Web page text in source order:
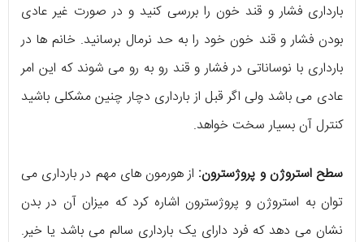
بارداری فشار و قند خون را بررسی کنید و در صورت غیر عادی
بودن فشار و قند خون خود را به حد نرمال برسانید. خانم ها در
بارداری با نوساناتی در فشار و قند رو به رو می شوند که این امر
عادی می باشد ولی اگر قبل از بارداری دچار چنین مشکلی باشید
کنترل آن بسیار سخت خواهد.
سطح استروژن و پروژسترون: از هورمون های مهم در بارداری می
توان به استروژن و پروژسترون اشاره کرد که میزان آن در بدن
نشان می دهد که فرد دارای یک بارداری سالم می باشد یا خیر.